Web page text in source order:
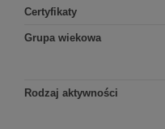
Certyfikaty
Grupa wiekowa
Rodzaj aktywności